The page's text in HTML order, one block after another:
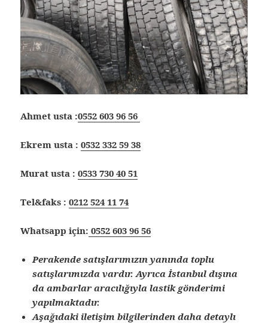
Ahmet usta :0552 603 96 56
Ekrem usta :0532 332 59 38
Murat usta :0533 730 40 51
Tel&faks :0212 524 11 74
Whatsapp için: 0552 603 96 56
Perakende satışlarımızın yanında toplu
satışlarımızda vardır. Ayrıca İstanbul dışına
da ambarlar aracılığıyla lastik gönderimi
yapılmaktadır.
Aşağıdaki iletişim bilgilerinden daha detaylı